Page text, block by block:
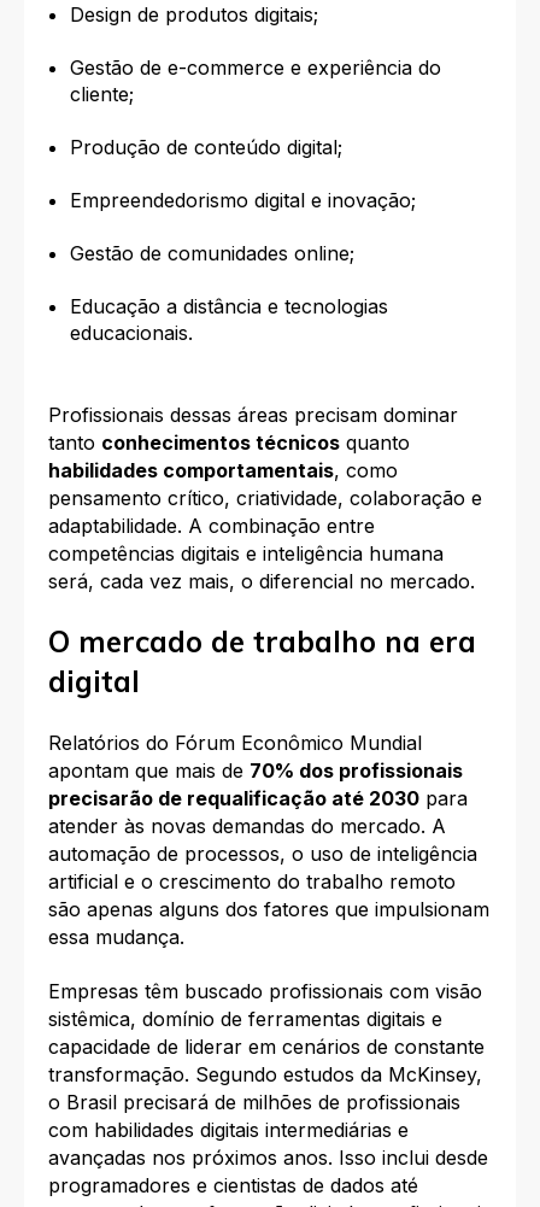
Design de produtos digitais;
Gestão de e-commerce e experiência do
cliente;
Produção de conteúdo digital;
Empreendedorismo digital e inovação;
Gestão de comunidades online;
Educação a distância e tecnologias
educacionais.
Profissionais dessas áreas precisam dominar
tanto conhecimentos técnicos quanto
habilidades comportamentais, como
pensamento crítico, criatividade, colaboração e
adaptabilidade. A combinação entre
competências digitais e inteligência humana
será, cada vez mais, o diferencial no mercado.
O mercado de trabalho na era
digital
Relatórios do Fórum Econômico Mundial
apontam que mais de 70% dos profissionais
precisarão de requalificação até 2030 para
atender às novas demandas do mercado. A
automação de processos, o uso de inteligência
artificial e o crescimento do trabalho remoto
são apenas alguns dos fatores que impulsionam
essa mudança.
Empresas têm buscado profissionais com visão
sistêmica, domínio de ferramentas digitais e
capacidade de liderar em cenários de constante
transformação. Segundo estudos da McKinsey,
o Brasil precisará de milhões de profissionais
com habilidades digitais intermediárias e
avançadas nos próximos anos. Isso inclui desde
programadores e cientistas de dados até